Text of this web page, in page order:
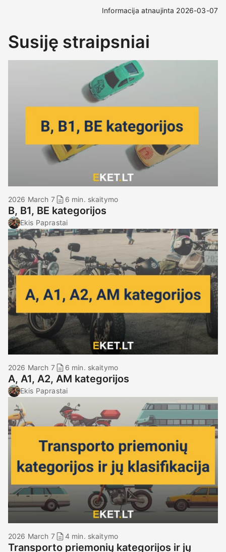
Informacija atnaujinta 2026-03-07
Susiję straipsniai
2026 March 7 6 min. skaitymo
B, B1, BE kategorijos
Ekis Paprastai
2026 March 7 6 min. skaitymo
A, A1, A2, AM kategorijos
Ekis Paprastai
2026 March 7 4 min. skaitymo
Transporto priemonių kategorijos ir jų